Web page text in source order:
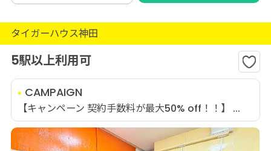
タイガーハウス神田
5駅以上利用可
CAMPAIGN
【キャンペーン 契約手数料が最大50% off！！】 ...